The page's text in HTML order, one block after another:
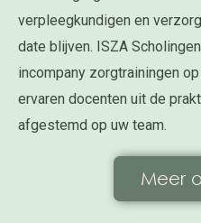
verpleegkundigen en
date blijven. ISZA
incompany zorgtrainingen
ervaren docenten uit de
afgestemd op uw team.
Meer